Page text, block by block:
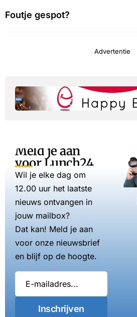
Foutje gespot?
Advertentie
Meld je aan
voor Lunch24
Wil je elke dag om
12.00 uur het laatste
nieuws ontvangen in
jouw mailbox?
Dat kan! Meld je aan
voor onze nieuwsbrief
en blijf op de hoogte.
Inschrijven